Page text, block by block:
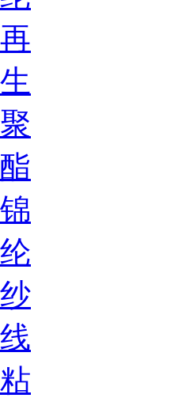
再
生
聚
酯
锦
纶
纱
线
粘